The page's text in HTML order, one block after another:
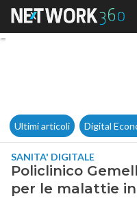
Ultimi articoli Digital
SANITA' DIGITALE
Policlinico
per le malattie